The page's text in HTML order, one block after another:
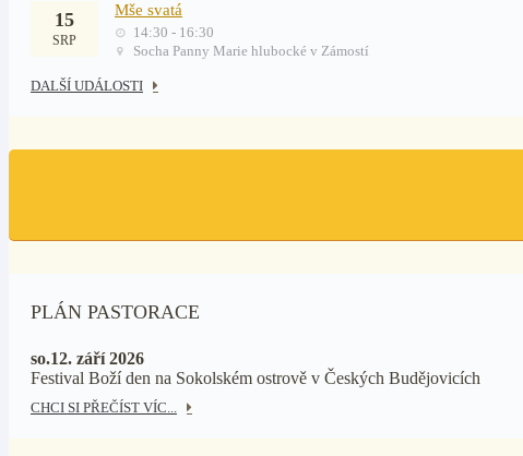
15
SRP
Mše svatá
14:30 - 16:30
Socha Panny Marie hlubocké v Zámostí
DALŠÍ UDÁLOSTI
PLÁN PASTORACE
so.12. září 2026
Festival Boží den na Sokolském ostrově v Českých Budějovicích
CHCI SI PŘEČÍST VÍC...